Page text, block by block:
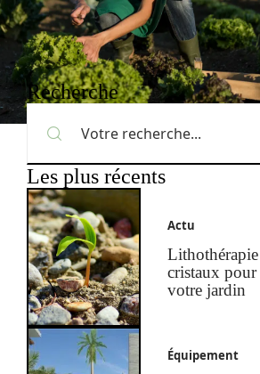
Recherche
Les plus récents
Actu
cristaux pour
votre jardin
Équipement